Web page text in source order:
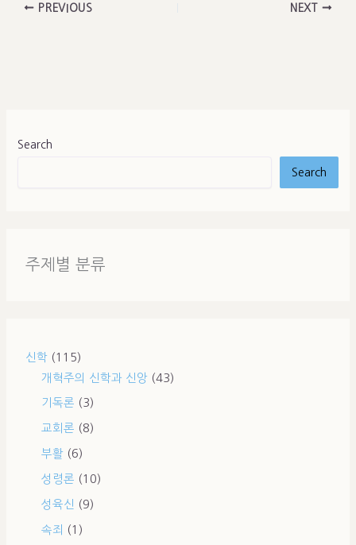
PREVIOUS NEXT
Search
Search
주제별 분류
신학 (115)
개혁주의 신학과 신앙 (43)
기독론 (3)
교회론 (8)
부활 (6)
성령론 (10)
성육신 (9)
속죄 (1)